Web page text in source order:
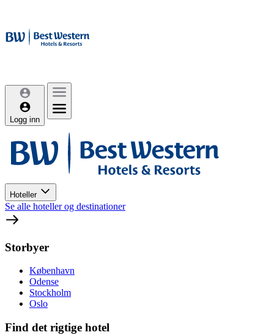
Logg inn
Hoteller
Se alle hoteller og destinationer
Storbyer
København
Odense
Stockholm
Oslo
Find det rigtige hotel